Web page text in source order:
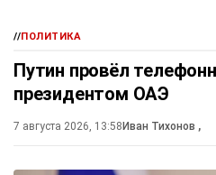
//ПОЛИТИКА
Путин провёл
президентом ОАЭ
7 августа 2026, 13:58 Иван Тихонов ,